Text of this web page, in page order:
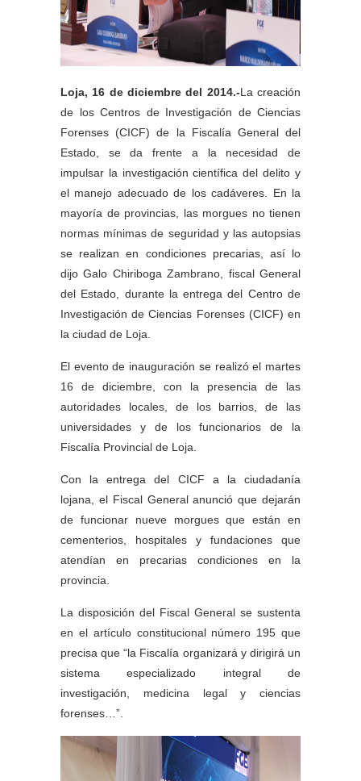
Loja, 16 de diciembre del 2014.-La creación
de los Centros de Investigación de Ciencias
Forenses (CICF) de la Fiscalía General del
Estado, se da frente a la necesidad de
impulsar la investigación científica del delito y
el manejo adecuado de los cadáveres. En la
mayoría de provincias, las morgues no tienen
normas mínimas de seguridad y las autopsias
se realizan en condiciones precarias, así lo
dijo Galo Chiriboga Zambrano, fiscal General
del Estado, durante la entrega del Centro de
Investigación de Ciencias Forenses (CICF) en
la ciudad de Loja.
El evento de inauguración se realizó el martes
16 de diciembre, con la presencia de las
autoridades locales, de los barrios, de las
universidades y de los funcionarios de la
Fiscalía Provincial de Loja.
Con la entrega del CICF a la ciudadanía
lojana, el Fiscal General anunció que dejarán
de funcionar nueve morgues que están en
cementerios, hospitales y fundaciones que
atendían en precarias condiciones en la
provincia.
La disposición del Fiscal General se sustenta
en el artículo constitucional número 195 que
precisa que “la Fiscalía organizará y dirigirá un
sistema especializado integral de
investigación, medicina legal y ciencias
forenses…”.